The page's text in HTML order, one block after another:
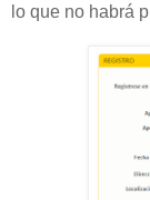
lo que no habrá